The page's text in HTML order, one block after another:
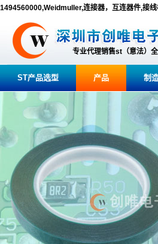
1494560000,Weidmuller,连接器，互连器件,接线
专业代理销售st（意法）
ST产品选型 产品 制